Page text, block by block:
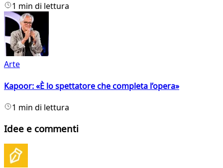
1 min di lettura
Arte
Kapoor: «È lo spettatore che completa l’opera»
1 min di lettura
Idee e commenti